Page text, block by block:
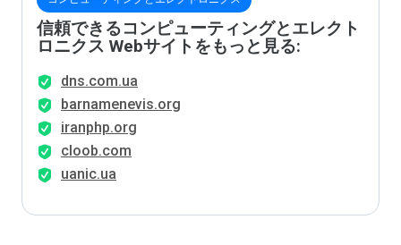
信頼できるコンピューティングとエレクト
ロニクス Webサイトをもっと見る:
dns.com.ua
barnamenevis.org
iranphp.org
cloob.com
uanic.ua